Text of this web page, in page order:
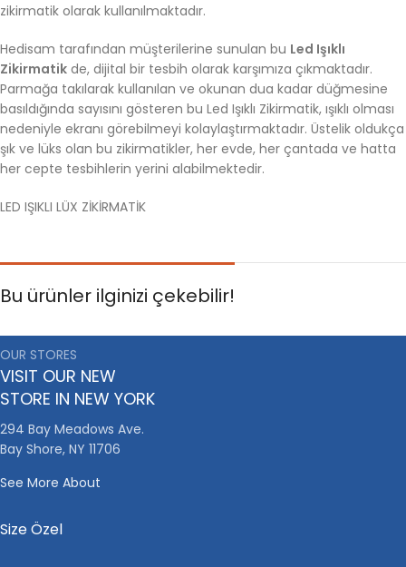
zikirmatik olarak kullanılmaktadır.
Hedisam tarafından müşterilerine sunulan bu Led Işıklı
Zikirmatik de, dijital bir tesbih olarak karşımıza çıkmaktadır.
Parmağa takılarak kullanılan ve okunan dua kadar düğmesine
basıldığında sayısını gösteren bu Led Işıklı Zikirmatik, ışıklı olması
nedeniyle ekranı görebilmeyi kolaylaştırmaktadır. Üstelik oldukça
şık ve lüks olan bu zikirmatikler, her evde, her çantada ve hatta
her cepte tesbihlerin yerini alabilmektedir.
LED IŞIKLI LÜX ZİKİRMATİK
Bu ürünler ilginizi çekebilir!
OUR STORES
VISIT OUR NEW
STORE IN NEW YORK
294 Bay Meadows Ave.
Bay Shore, NY 11706
See More About
Size Özel